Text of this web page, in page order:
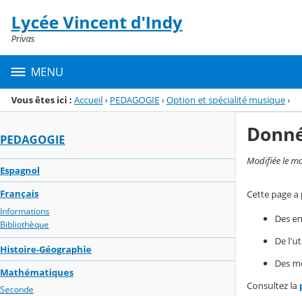
Menu de la rubrique
Contenu
Lycée Vincent d'Indy
Privas
MENU
Vous êtes ici : Accueil› PEDAGOGIE›Option et spécialité musique›
PEDAGOGIE
Espagnol
Français
Informations
Bibliothèque
Histoire-Géographie
Mathématiques
Seconde
Modifiée le
Cette page
Des
De
Des
Consultez la